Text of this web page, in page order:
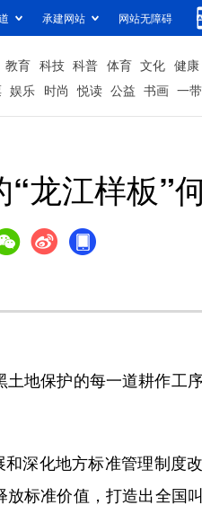
承建网站 网站无障碍
教育 科技 科普 体育 文化 健康
娱乐 时尚 悦读 公益 书画 一
龙江样板”
地保护的每一道耕作工
深化地方标准管理制度
标准价值，打造出全国